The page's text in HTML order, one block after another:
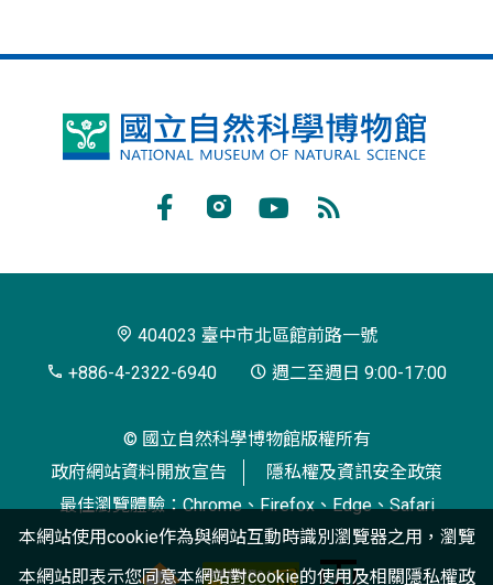
國
博
閱
404023 臺中市北區館前路一號
+886-4-2322-6940
週二至週日 9:00-17:00
© 國立自然科學博物館版權所有
政府網站資料開放宣告
隱私權及資訊安全政策
最佳瀏覽體驗：Chrome、Firefox、Edge、Safari
本網站使用cookie作為與網站互動時識別瀏覽器之用，瀏覽
本網站即表示您同意本網站對cookie的使用及相關隱私權政